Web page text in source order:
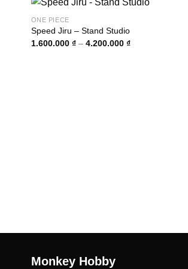
ONE PIECE
Speed Jiru – Stand Studio
1.600.000 ₫ – 4.200.000 ₫Khoảng
Monkey Hobby